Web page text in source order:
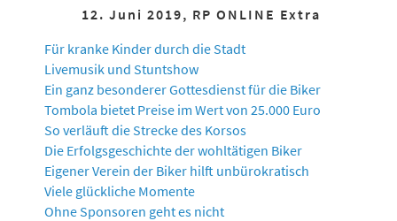
12. Juni 2019, RP ONLINE Extra
Für kranke Kinder durch die Stadt
Livemusik und Stuntshow
Ein ganz besonderer Gottesdienst für die Biker
Tombola bietet Preise im Wert von 25.000 Euro
So verläuft die Strecke des Korsos
Die Erfolgsgeschichte der wohltätigen Biker
Eigener Verein der Biker hilft unbürokratisch
Viele glückliche Momente
Ohne Sponsoren geht es nicht